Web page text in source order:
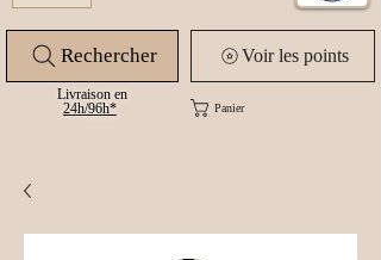
Livraison en
24h/96h* Panier
Voir les points
Rechercher